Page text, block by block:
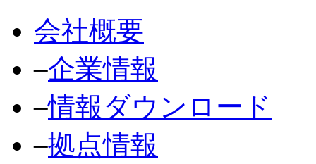
会社概要
‒企業情報
‒情報ダウンロード
‒拠点情報